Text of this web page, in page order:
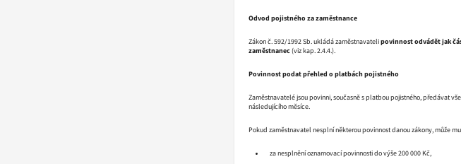
Odvod pojistného za zaměstnance
Zákon č. 592/1992 Sb. ukládá zaměstnavatelipovinnost odvádět jak
zaměstnanec(viz kap. 2.4.4.).
Povinnost podat přehled o platbách pojistného
Zaměstnavatelé jsou povinni, současně s platbou pojistného, předávat
následujícího měsíce.
Pokud zaměstnavatel nesplní některou povinnost danou zákony, může
za nesplnění oznamovací povinnosti do výše 200 000 Kč,